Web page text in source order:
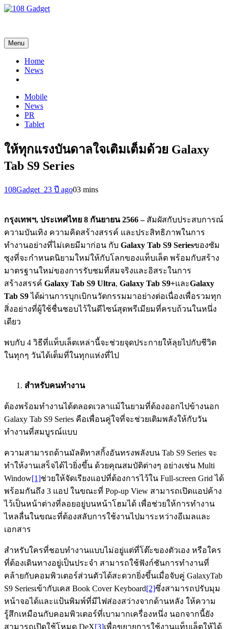
Menu
Home
News
Mobile
News
PR
Tablet
ให้ทุกแรงบันดาลใจเติมเต็มด้วย Galaxy
Tab S9 Series
108Gadget_23 ปี ago03 mins
กรุงเทพฯ, ประเทศไทย 8 กันยายน 2566– สัมผัสกับประสบการณ์
ความบันเทิง ความคิดสร้างสรรค์ และประสิทธิภาพในการ
ทำงานอย่างที่ไม่เคยมีมาก่อน กับ Galaxy Tab S9 Seriesของซัม
ซุงที่จะกำหนดนิยามใหม่ให้กับโลกของแท็บเล็ต พร้อมกับสร้าง
มาตรฐานใหม่ของการรับชมที่สมจริงและอิสระในการ
สร้างสรรค์ Galaxy Tab S9 Ultra, Galaxy Tab S9+และGalaxy
Tab S9ได้ผ่านการบุกเบิกนวัตกรรมมาอย่างต่อเนื่องเพื่อรวมทุก
สิ่งอย่างที่ผู้ใช้ชื่นชอบไว้ในดีไซน์สุดพรีเมียมที่ครบถ้วนในหนึ่ง
เดียว
พบกับ 4 วิธีที่แท็บเล็ตเหล่านี้จะช่วยจุดประกายให้ลุยไปกับชีวิต
ในทุกๆ วันได้เต็มที่ในทุกแห่งที่ไป
สำหรับคนทำงาน
ต้องพร้อมทำงานได้ตลอดเวลาแม้ในยามที่ต้องออกไปข้างนอก
Galaxy Tab S9 Series คือเพื่อนคู่ใจที่จะช่วยเติมพลังให้กับวัน
ทำงานที่สมบูรณ์แบบ
ความสามารถด้านมัลติทาสกิ้งอันทรงพลังบน Tab S9 Series จะ
ทำให้งานเสร็จได้ไวยิ่งขึ้น ด้วยคุณสมบัติต่างๆ อย่างเช่น Multi
Window[1]ช่วยให้จัดเรียงแอปที่ต้องการไว้ใน Full-screen Grid ได้
พร้อมกันถึง 3 แอป ในขณะที่ Pop-up View สามารถเปิดแอปค้าง
ไว้เป็นหน้าต่างที่ลอยอยู่บนหน้าโฮมได้ เพื่อช่วยให้การทำงาน
ไหลลื่นในขณะที่ต้องสลับการใช้งานไปมาระหว่างอีเมลและ
เอกสาร
สำหรับใครที่ชอบทำงานแบบไม่อยู่แต่ที่โต๊ะของตัวเอง หรือใคร
ที่ต้องเดินทางอยู่เป็นประจำ สามารถใช้ฟังก์ชันการทำงานที่
คล้ายกับคอมพิวเตอร์ส่วนตัวได้สะดวกยิ่งขึ้นเมื่อจับคู่ GalaxyTab
S9 Seriesเข้ากับเคส Book Cover Keyboard[2]ซึ่งสามารถปรับมุม
หน้าจอได้และแป้นพิมพ์ที่มีไฟส่องสว่างจากด้านหลัง ให้ความ
รู้สึกเหมือนกับคอมพิวเตอร์ที่เบามากเครื่องหนึ่ง นอกจากนี้ยัง
สามารถเปิดใช้โหมด DeX[3]เพื่อขยายการใช้งานแท็บเล็ตให้ได้